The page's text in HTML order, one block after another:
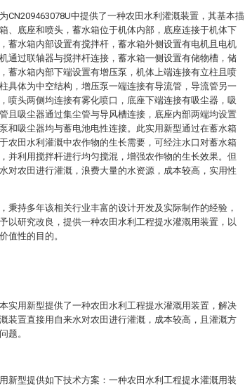
CN209463078U中提供了一种农田水利灌溉装置，其基本描
、底座和喷头，蓄水箱位于机体内部，底座连接于机体下
蓄水箱内部设置有搅拌杆，蓄水箱外侧设置有电机且电机
通过联轴器与搅拌杆连接，蓄水箱一侧设置有储物槽，储
蓄水箱内部下端设置有增压泵，机体上端连接有立柱且喷
具体为中空结构，增压泵一端连接有导流管，导流管另一
喷头两侧均连接有雾化喷口，底座下端连接有吸尘器，吸
且吸尘器通过集尘管与导风槽连接，底座内部两端均设置
和吸尘器均与蓄电池电性连接。此实用新型通过在蓄水箱
农田水利灌溉中农作物的生长需要，可经注水口对蓄水箱
并利用搅拌杆进行均匀搅混，增强农作物的生长效果。但
对农田进行灌溉，浪费大量的水资源，成本较高，实用性
秉持多年该相关行业丰富的设计开发及实际制作的经验，
以研究改良，提供一种农田水利工程提水灌溉用装置，以
值性的目的。
实用新型提供了一种农田水利工程提水灌溉用装置，解决
装置直接用自来水对农田进行灌溉，成本较高，且灌溉方
题。
新型提供如下技术方案：一种农田水利工程提水灌溉用装